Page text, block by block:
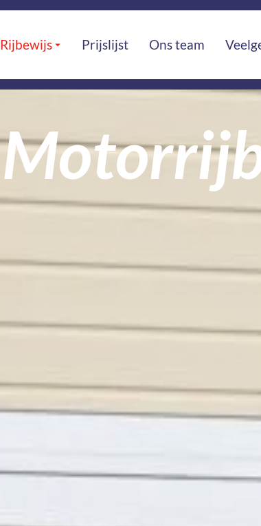
Rijbewijs Prijslijst Ons team